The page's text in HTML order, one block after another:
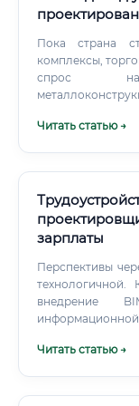
Пока страна
комплексы,
спрос на
развитию
Читать статью →
зарплаты
Перспективы
технологичной.
внедрение
Читать статью →